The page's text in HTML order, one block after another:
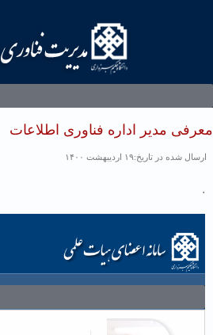
معرفی مدیر اداره فناوری اطلاعات
ارسال شده در تاریخ:۱۹ اردیبهشت ۱۴۰۰
.